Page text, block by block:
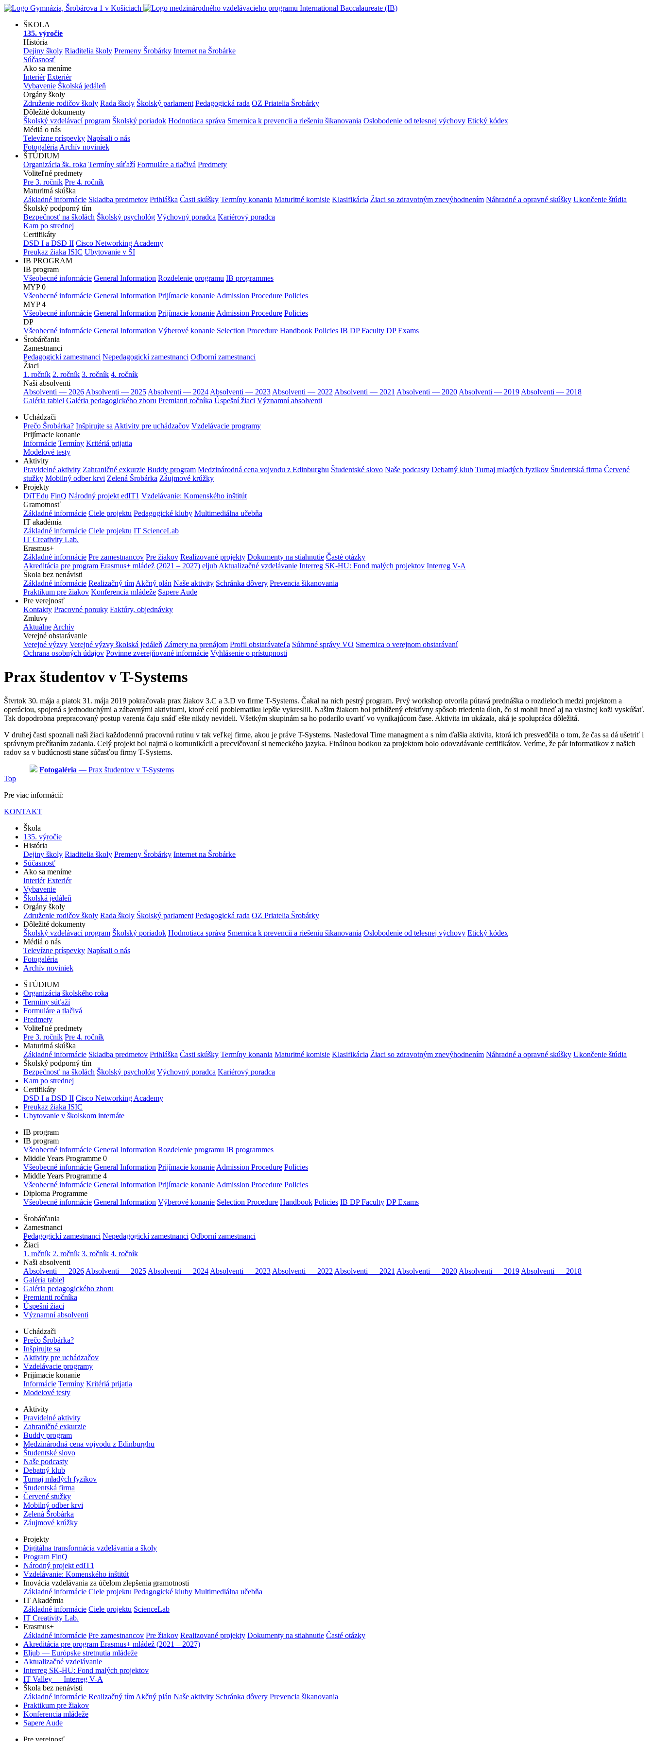
ŠKOLA
135. výročie
História
Dejiny školy Riaditelia školy Premeny Šrobárky Internet na Šrobárke
Súčasnosť
Ako sa meníme
Interiér Exteriér
Vybavenie Školská jedáleň
Orgány školy
Združenie rodičov školy Rada školy Školský parlament Pedagogická rada OZ Priatelia Šrobárky
Dôležité dokumenty
Školský vzdelávací program Školský poriadok Hodnotiaca správa Smernica k prevencii a riešeniu šikanovania Oslobodenie od telesnej výchovy Etický kódex
Médiá o nás
Televízne príspevky Napísali o nás
Fotogaléria Archív noviniek
ŠTÚDIUM
Organizácia šk. roka Termíny súťaží Formuláre a tlačivá Predmety
Voliteľné predmety
Pre 3. ročník Pre 4. ročník
Maturitná skúška
Základné informácie Skladba predmetov Prihláška Časti skúšky Termíny konania Maturitné komisie Klasifikácia Žiaci so zdravotným znevýhodnením Náhradné a opravné skúšky Ukončenie štúdia
Školský podporný tím
Bezpečnosť na školách Školský psychológ Výchovný poradca Kariérový poradca
Kam po strednej
Certifikáty
DSD I a DSD II Cisco Networking Academy
Preukaz žiaka ISIC Ubytovanie v ŠI
IB PROGRAM
IB program
Všeobecné informácie General Information Rozdelenie programu IB programmes
MYP 0
Všeobecné informácie General Information Prijímacie konanie Admission Procedure Policies
MYP 4
Všeobecné informácie General Information Prijímacie konanie Admission Procedure Policies
DP
Všeobecné informácie General Information Výberové konanie Selection Procedure Handbook Policies IB DP Faculty DP Exams
Šrobárčania
Zamestnanci
Pedagogickí zamestnanci Nepedagogickí zamestnanci Odborní zamestnanci
Žiaci
1. ročník 2. ročník 3. ročník 4. ročník
Naši absolventi
Absolventi — 2026 Absolventi — 2025 Absolventi — 2024 Absolventi — 2023 Absolventi — 2022 Absolventi — 2021 Absolventi — 2020 Absolventi — 2019 Absolventi — 2018
Galéria tabiel Galéria pedagogického zboru Premianti ročníka Úspešní žiaci Významní absolventi
Uchádzači
Prečo Šrobárka? Inšpirujte sa Aktivity pre uchádzačov Vzdelávacie programy
Prijímacie konanie
Informácie Termíny Kritériá prijatia
Modelové testy
Aktivity
Pravidelné aktivity Zahraničné exkurzie Buddy program Medzinárodná cena vojvodu z Edinburghu Študentské slovo Naše podcasty Debatný klub Turnaj mladých fyzikov Študentská firma Červené
stužky Mobilný odber krvi Zelená Šrobárka Záujmové krúžky
Projekty
DiTEdu FinQ Národný projekt edIT1 Vzdelávanie: Komenského inštitút
Gramotnosť
Základné informácie Ciele projektu Pedagogické kluby Multimediálna učebňa
IT akadémia
Základné informácie Ciele projektu IT ScienceLab
IT Creativity Lab.
Erasmus+
Základné informácie Pre zamestnancov Pre žiakov Realizované projekty Dokumenty na stiahnutie Časté otázky
Akreditácia pre program Erasmus+ mládež (2021 – 2027) eljub Aktualizačné vzdelávanie Interreg SK-HU: Fond malých projektov Interreg V-A
Škola bez nenávisti
Základné informácie Realizačný tím Akčný plán Naše aktivity Schránka dôvery Prevencia šikanovania
Praktikum pre žiakov Konferencia mládeže Sapere Aude
Pre verejnosť
Kontakty Pracovné ponuky Faktúry, objednávky
Zmluvy
Aktuálne Archív
Verejné obstarávanie
Verejné výzvy Verejné výzvy školská jedáleň Zámery na prenájom Profil obstarávateľa Súhrnné správy VO Smernica o verejnom obstarávaní
Ochrana osobných údajov Povinne zverejňované informácie Vyhlásenie o prístupnosti
Prax študentov v T-Systems
Štvrtok 30. mája a piatok 31. mája 2019 pokračovala prax žiakov 3.C a 3.D vo firme T-Systems. Čakal na nich pestrý program. Prvý workshop otvorila pútavá prednáška o rozdieloch medzi projektom a
operáciou, spojená s jednoduchými a zábavnými aktivitami, ktoré celú problematiku lepšie vykreslili. Našim žiakom bol priblížený efektívny spôsob triedenia úloh, čo si mohli hneď aj na vlastnej koži vyskúšať.
Tak dopodrobna prepracovaný postup varenia čaju snáď ešte nikdy nevideli. Všetkým skupinám sa ho podarilo uvariť vo vynikajúcom čase. Aktivita im ukázala, aká je spolupráca dôležitá.
V druhej časti spoznali naši žiaci každodennú pracovnú rutinu v tak veľkej firme, akou je práve T-Systems. Nasledoval Time managment a s ním ďalšia aktivita, ktorá ich presvedčila o tom, že čas sa dá ušetriť i
správnym prečítaním zadania. Celý projekt bol najmä o komunikácii a precvičovaní si nemeckého jazyka. Finálnou bodkou za projektom bolo odovzdávanie certifikátov. Veríme, že pár informatikov z našich
radov sa v budúcnosti stane súčasťou firmy T-Systems.
Fotogaléria — Prax študentov v T-Systems
Top
Pre viac informácií:
KONTAKT
Škola
135. výročie
História
Dejiny školy Riaditelia školy Premeny Šrobárky Internet na Šrobárke
Súčasnosť
Ako sa meníme
Interiér Exteriér
Vybavenie
Školská jedáleň
Orgány školy
Združenie rodičov školy Rada školy Školský parlament Pedagogická rada OZ Priatelia Šrobárky
Dôležité dokumenty
Školský vzdelávací program Školský poriadok Hodnotiaca správa Smernica k prevencii a riešeniu šikanovania Oslobodenie od telesnej výchovy Etický kódex
Médiá o nás
Televízne príspevky Napísali o nás
Fotogaléria
Archív noviniek
ŠTÚDIUM
Organizácia školského roka
Termíny súťaží
Formuláre a tlačivá
Predmety
Voliteľné predmety
Pre 3. ročník Pre 4. ročník
Maturitná skúška
Základné informácie Skladba predmetov Prihláška Časti skúšky Termíny konania Maturitné komisie Klasifikácia Žiaci so zdravotným znevýhodnením Náhradné a opravné skúšky Ukončenie štúdia
Školský podporný tím
Bezpečnosť na školách Školský psychológ Výchovný poradca Kariérový poradca
Kam po strednej
Certifikáty
DSD I a DSD II Cisco Networking Academy
Preukaz žiaka ISIC
Ubytovanie v školskom internáte
IB program
IB program
Všeobecné informácie General Information Rozdelenie programu IB programmes
Middle Years Programme 0
Všeobecné informácie General Information Prijímacie konanie Admission Procedure Policies
Middle Years Programme 4
Všeobecné informácie General Information Prijímacie konanie Admission Procedure Policies
Diploma Programme
Všeobecné informácie General Information Výberové konanie Selection Procedure Handbook Policies IB DP Faculty DP Exams
Šrobárčania
Zamestnanci
Pedagogickí zamestnanci Nepedagogickí zamestnanci Odborní zamestnanci
Žiaci
1. ročník 2. ročník 3. ročník 4. ročník
Naši absolventi
Absolventi — 2026 Absolventi — 2025 Absolventi — 2024 Absolventi — 2023 Absolventi — 2022 Absolventi — 2021 Absolventi — 2020 Absolventi — 2019 Absolventi — 2018
Galéria tabiel
Galéria pedagogického zboru
Premianti ročníka
Úspešní žiaci
Významní absolventi
Uchádzači
Prečo Šrobárka?
Inšpirujte sa
Aktivity pre uchádzačov
Vzdelávacie programy
Prijímacie konanie
Informácie Termíny Kritériá prijatia
Modelové testy
Aktivity
Pravidelné aktivity
Zahraničné exkurzie
Buddy program
Medzinárodná cena vojvodu z Edinburghu
Študentské slovo
Naše podcasty
Debatný klub
Turnaj mladých fyzikov
Študentská firma
Červené stužky
Mobilný odber krvi
Zelená Šrobárka
Záujmové krúžky
Projekty
Digitálna transformácia vzdelávania a školy
Program FinQ
Národný projekt edIT1
Vzdelávanie: Komenského inštitút
Inovácia vzdelávania za účelom zlepšenia gramotnosti
Základné informácie Ciele projektu Pedagogické kluby Multimediálna učebňa
IT Akadémia
Základné informácie Ciele projektu ScienceLab
IT Creativity Lab.
Erasmus+
Základné informácie Pre zamestnancov Pre žiakov Realizované projekty Dokumenty na stiahnutie Časté otázky
Akreditácia pre program Erasmus+ mládež (2021 – 2027)
Eljub — Európske stretnutia mládeže
Aktualizačné vzdelávanie
Interreg SK-HU: Fond malých projektov
IT Valley — Interreg V-A
Škola bez nenávisti
Základné informácie Realizačný tím Akčný plán Naše aktivity Schránka dôvery Prevencia šikanovania
Praktikum pre žiakov
Konferencia mládeže
Sapere Aude
Pre verejnosť